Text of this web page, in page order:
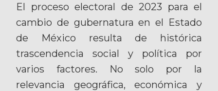
El proceso electoral de 2023 para el
cambio de gubernatura en el Estado
de México resulta de histórica
trascendencia social y política por
varios factores. No solo por la
relevancia geográfica, económica y